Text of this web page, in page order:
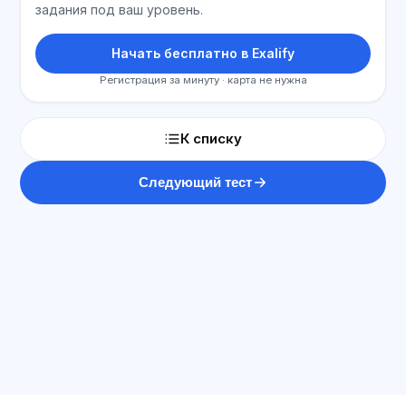
задания под ваш уровень.
Начать бесплатно в Exalify
Регистрация за минуту · карта не нужна
К списку
Следующий тест